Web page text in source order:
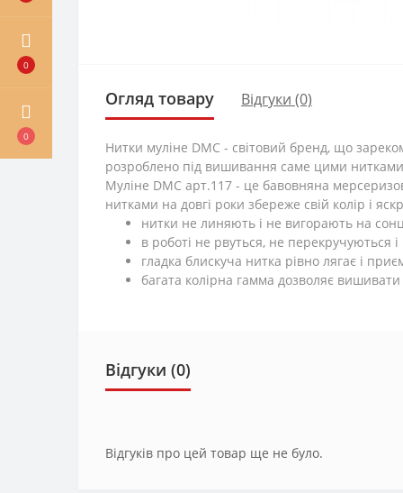
0
0
Огляд товару Відгуки (0)
Нитки муліне DMC - світовий бренд, що
розроблено під вишивання саме цими
Муліне DMC арт.117 - це бавовняна
нитками на довгі роки збереже свій колір і
нитки не линяють і не вигорають на
в роботі не рвуться, не перекручуються
гладка блискуча нитка рівно лягає і
багата колірна гамма дозволяє
Відгуки (0)
Відгуків про цей товар ще не було.